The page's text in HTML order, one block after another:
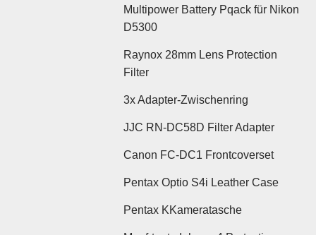
Multipower Battery Pqack für Nikon
D5300
Raynox 28mm Lens Protection
Filter
3x Adapter-Zwischenring
JJC RN-DC58D Filter Adapter
Canon FC-DC1 Frontcoverset
Pentax Optio S4i Leather Case
Pentax KKameratasche